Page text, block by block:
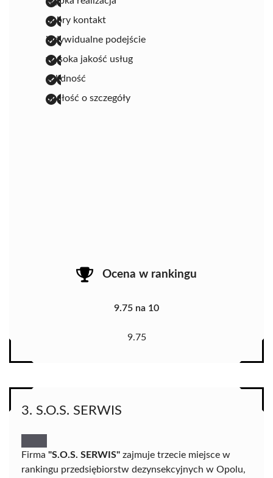
dobry kontakt
indywidualne podejście
wysoka jakość usług
solidność
dbałość o szczegóły
Ocena w rankingu
9.75 na 10
9.75
3. S.O.S. SERWIS
Firma "S.O.S. SERWIS" zajmuje trzecie miejsce w
rankingu przedsiębiorstw dezynsekcyjnych w Opolu,